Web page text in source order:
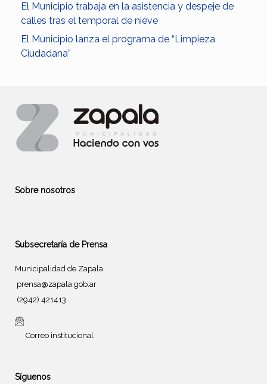
El Municipio trabaja en la asistencia y despeje de
calles tras el temporal de nieve
El Municipio lanza el programa de “Limpieza
Ciudadana”
Sobre nosotros
Subsecretaría de Prensa
Municipalidad de Zapala
prensa@zapala.gob.ar
(2942) 421413
Correo institucional
Síguenos